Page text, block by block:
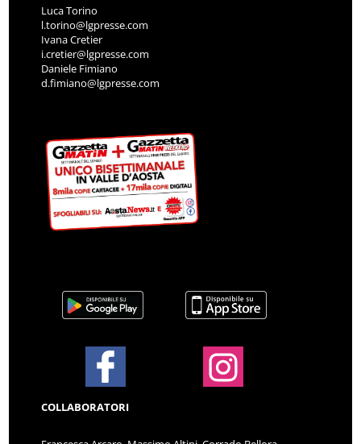
Luca Torino
l.torino@lgpresse.com
Ivana Cretier
i.cretier@lgpresse.com
Daniele Fimiano
d.fimiano@lgpresse.com
COLLABORATORI